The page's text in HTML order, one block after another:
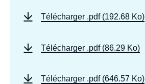
Télécharger .pdf (192.68 Ko)
Télécharger .pdf (86.29 Ko)
Télécharger .pdf (646.57 Ko)